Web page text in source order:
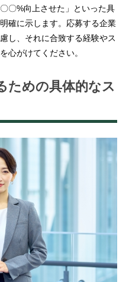
〇%向上させた」といった具
確に示します。応募する企業
し、それに合致する経験やス
心がけてください。
ための具体的なス